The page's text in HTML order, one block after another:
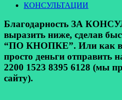
КОНСУЛЬТАЦИИ
Благодарность ЗА
выразить ниже, сделав
“ПО КНОПКЕ”. Или как
просто деньги отправить
2200 1523 8395 6128 (мы
сайту).